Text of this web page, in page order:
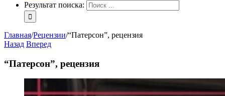
Результат поиска:
Главная/Рецензии/“Патерсон”, рецензия
Назад Вперед
“Патерсон”, рецензия